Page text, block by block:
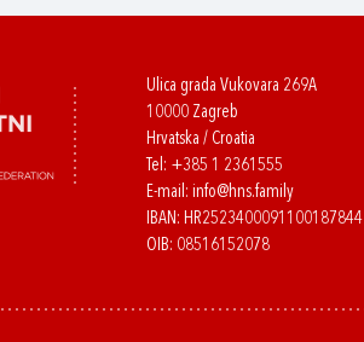
Ulica grada Vukovara 269A
10000 Zagreb
Hrvatska / Croatia
Tel: +385 1 2361555
E-mail: info@hns.family
IBAN: HR2523400091100187844
OIB: 08516152078